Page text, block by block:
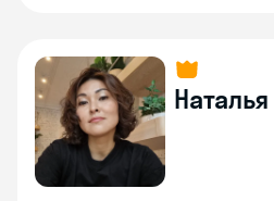
Наталья